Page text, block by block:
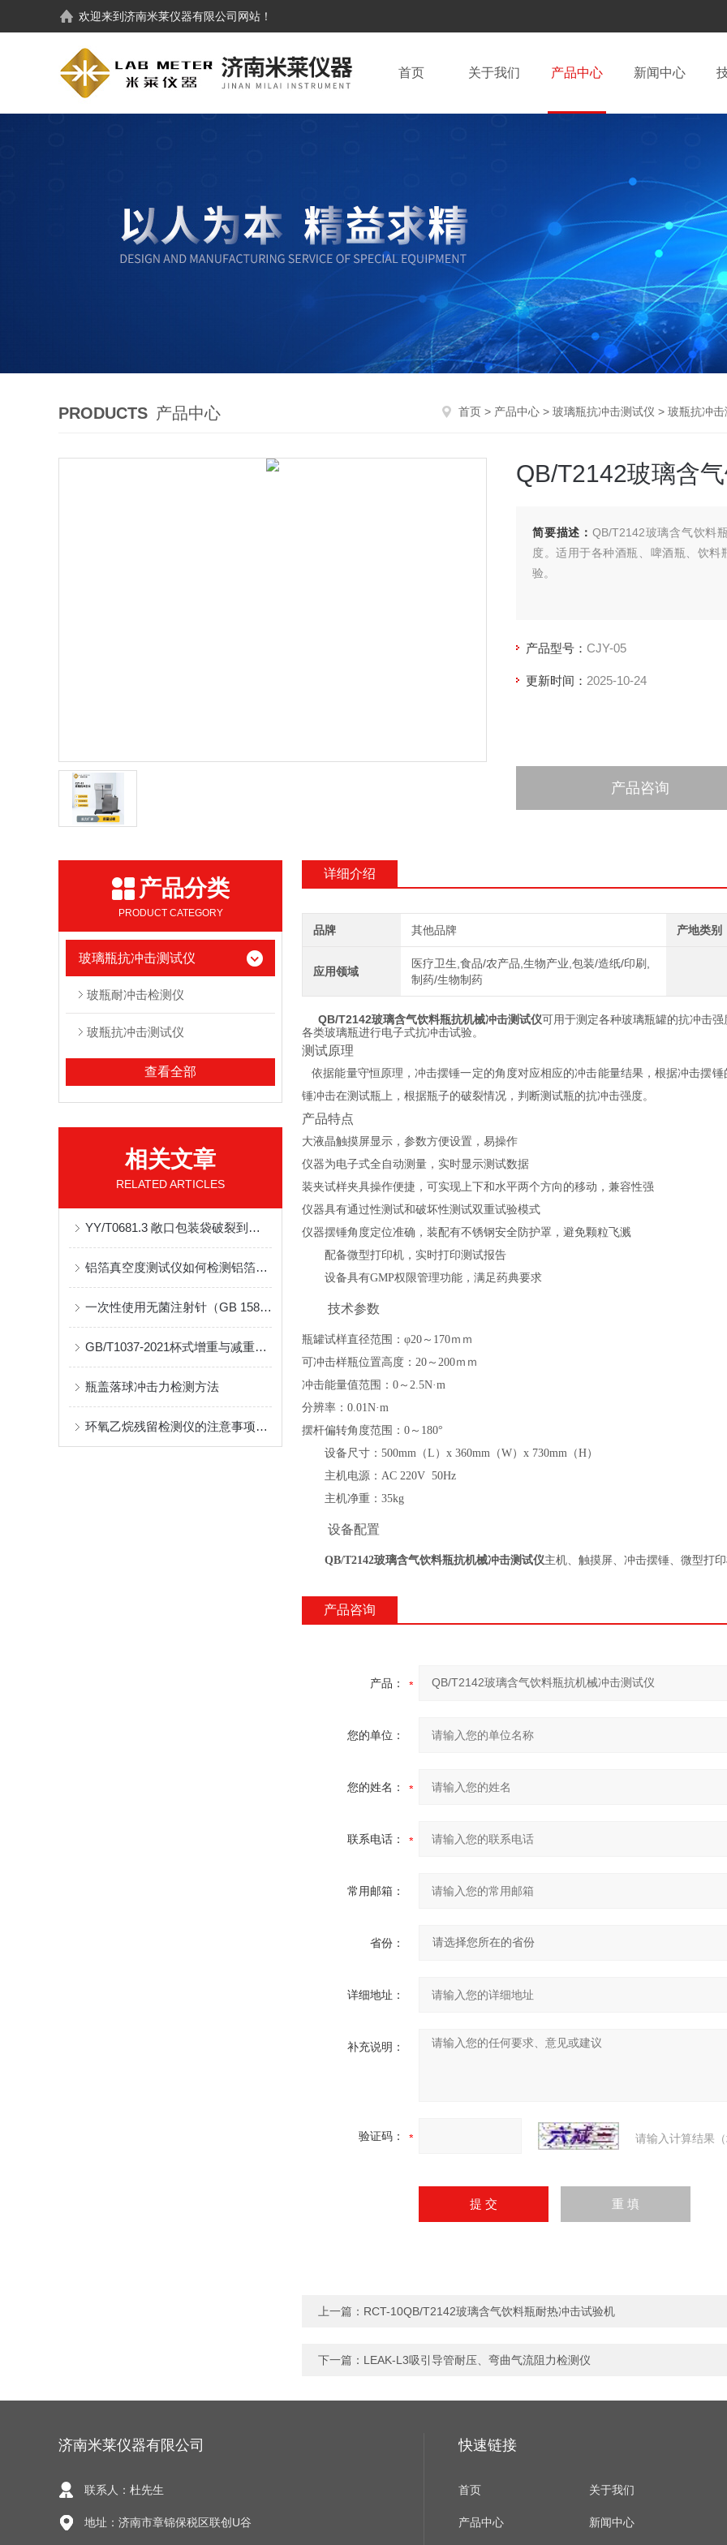
欢迎来到济南米莱仪器有限公司 网站！
首页 关于我们 产品中心 新闻中心
PRODUCTS 产品中心 首页 > 产品中心 > 玻璃瓶抗冲击测试仪 > 玻瓶抗冲
QB/T2142玻璃含
简要描述： QB/T2142玻璃含气饮料
度。适用于各种酒瓶、啤酒瓶、饮
验。
产品型号： CJY-05
更新时间： 2025-10-24
产品咨询
产品分类
PRODUCT CATEGORY
玻璃瓶抗冲击测试仪
玻瓶耐冲击检测仪
玻瓶抗冲击测试仪
查看全部
相关文章
RELATED ARTICLES
YY/T0681.3 敞口包装袋破裂到蠕变测试仪
铝箔真空度测试仪如何检测铝箔袋是否封口？
一次性使用无菌注射针（GB 15811）物理性能全项检测仪器配置方案
GB/T1037-2021杯式增重与减重法测定薄膜水蒸气透过性能
瓶盖落球冲击力检测方法
环氧乙烷残留检测仪的注意事项有哪些？
详细介绍
品牌 其他品牌 产地类别
应用领域
医疗卫生,食品/农产品,生物产业,包装/造纸/印刷,
制药/生物制药
QB/T2142玻璃含气饮料瓶抗机械冲击测试仪可用于测定各种玻璃瓶罐的抗冲击强
各类玻璃瓶进行电子式抗冲击试验。
测试原理
依据能量守恒原理，冲击摆锤一定的角度对应相应的冲击能量结果，根据冲击摆
锤冲击在测试瓶上，根据瓶子的破裂情况，判断测试瓶的抗冲击强度。
产品特点
大液晶触摸屏显示，参数方便设置，易操作
仪器为电子式全自动测量，实时显示测试数据
装夹试样夹具操作便捷，可实现上下和水平两个方向的移动，兼容性强
仪器具有通过性测试和破坏性测试双重试验模式
仪器摆锤角度定位准确，装配有不锈钢安全防护罩，避免颗粒飞溅
配备微型打印机，实时打印测试报告
设备具有GMP权限管理功能，满足药典要求
技术参数
瓶罐试样直径范围： φ20～170ｍｍ
可冲击样瓶位置高度： 20～200ｍｍ
冲击能量值范围： 0～2.5N·m
分辨率 ： 0.01N·m
摆杆偏转角度范围： 0～180°
设备尺寸： 500mm （L） x 360mm （W） x 730mm （H）
主机电源： AC 220V 50Hz
主机净重： 35kg
设备配置
QB/T2142玻璃含气饮料瓶抗机械冲击测试仪主机、触摸屏、冲击摆锤、微型打
产品咨询
产品：
您的单位：
您的姓名：
联系电话：
常用邮箱：
省份：
详细地址：
补充说明：
验证码： 请输入计算结果
上一篇： RCT-10QB/T2142玻璃含气饮料瓶耐热冲击试验机
下一篇： LEAK-L3吸引导管耐压、弯曲气流阻力检测仪
济南米莱仪器有限公司
联系人：杜先生
地址：济南市章锦保税区联创U谷
快速链接
首页 关于我们
产品中心 新闻中心